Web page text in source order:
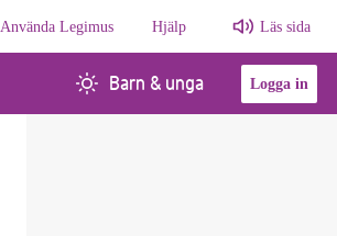
Använda Legimus Hjälp Läs sida
Barn & unga Logga in